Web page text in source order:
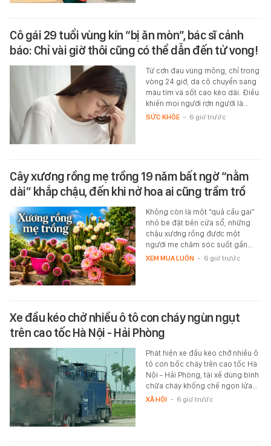
Cô gái 29 tuổi vùng kín “bị ăn mòn”, bác sĩ cảnh
báo: Chỉ vài giờ thôi cũng có thể dẫn đến tử vong!
Từ cơn đau vùng mông, chỉ trong
vòng 24 giờ, da cô chuyển sang
màu tím và sốt cao kéo dài. Điều
khiến mọi người rợn người là…
SỨC KHỎE - 6 giờ trước
Cây xương rồng mẹ trồng 19 năm bất ngờ “nằm
dài” khắp chậu, đến khi nở hoa ai cũng trầm trồ
Không còn là một “quả cầu gai”
nhỏ bé đặt bên cửa sổ, những
chậu xương rồng được một
người mẹ chăm sóc suốt gần…
XEM MUA LUÔN - 6 giờ trước
Xe đầu kéo chở nhiều ô tô con cháy ngùn ngụt
trên cao tốc Hà Nội - Hải Phòng
Phát hiện xe đầu kéo chở nhiều ô
tô con bốc cháy trên cao tốc Hà
Nội - Hải Phòng, tài xế dùng bình
chữa cháy khống chế ngọn lửa…
XÃ HỘI - 6 giờ trước